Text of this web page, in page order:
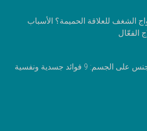
الشغف للعلاقة الحميمة؟ الأسباب
الفعّال
أثر ممارسة الجنس على الجسم: 9 فوائد جسدية ونفسية